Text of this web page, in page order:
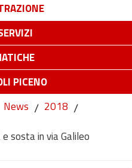
PICENO
News / 2018 /
sosta in via Galileo